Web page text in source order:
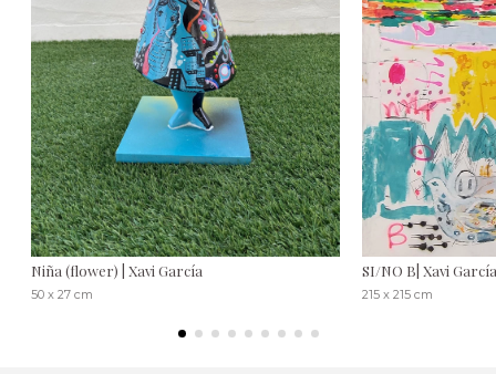
Niña (flower) | Xavi García
50 x 27 cm
SI/NO B| Xavi
215 x 215 cm